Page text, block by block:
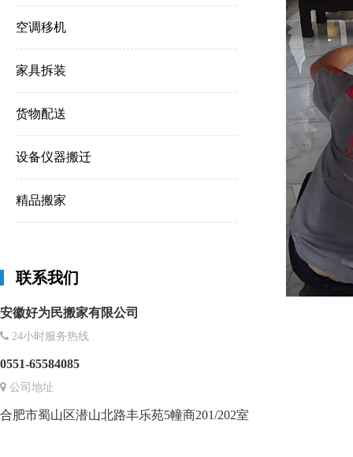
空调移机
家具拆装
货物配送
设备仪器搬迁
精品搬家
联系我们
安徽好为民搬家有限公司
24小时服务热线
0551-65584085
公司地址
合肥市蜀山区潜山北路丰乐苑5幢商201/202室